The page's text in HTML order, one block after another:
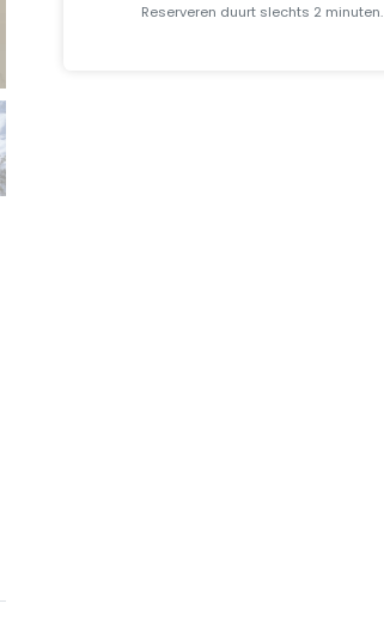
Reserveren duurt slechts 2 minuten.